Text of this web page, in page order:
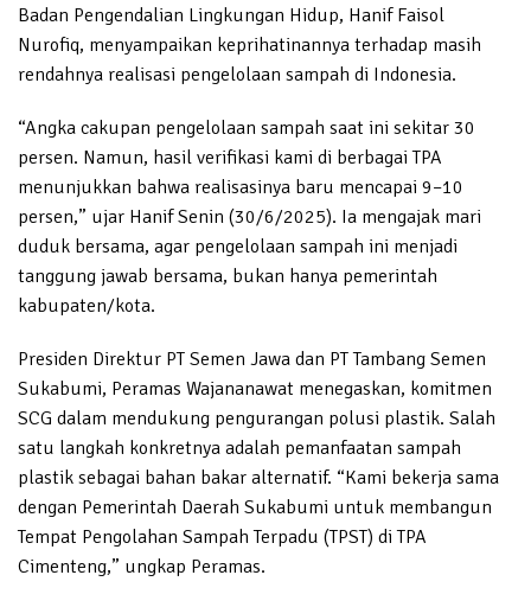
Badan Pengendalian Lingkungan Hidup, Hanif Faisol
Nurofiq, menyampaikan keprihatinannya terhadap masih
rendahnya realisasi pengelolaan sampah di Indonesia.
“Angka cakupan pengelolaan sampah saat ini sekitar 30
persen. Namun, hasil verifikasi kami di berbagai TPA
menunjukkan bahwa realisasinya baru mencapai 9–10
persen,” ujar Hanif Senin (30/6/2025). Ia mengajak mari
duduk bersama, agar pengelolaan sampah ini menjadi
tanggung jawab bersama, bukan hanya pemerintah
kabupaten/kota.
Presiden Direktur PT Semen Jawa dan PT Tambang Semen
Sukabumi, Peramas Wajananawat menegaskan, komitmen
SCG dalam mendukung pengurangan polusi plastik. Salah
satu langkah konkretnya adalah pemanfaatan sampah
plastik sebagai bahan bakar alternatif. “Kami bekerja sama
dengan Pemerintah Daerah Sukabumi untuk membangun
Tempat Pengolahan Sampah Terpadu (TPST) di TPA
Cimenteng,” ungkap Peramas.